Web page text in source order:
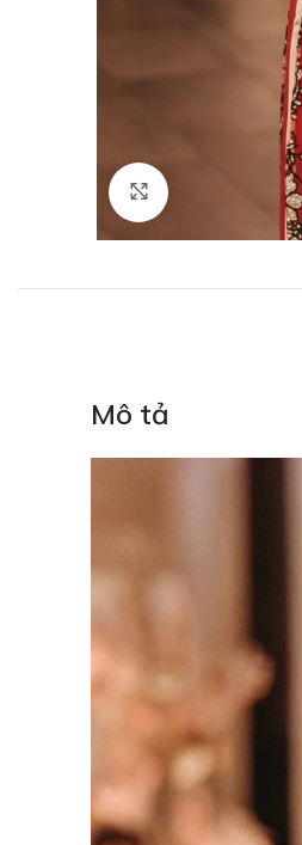
Click to enlarge
Mô tả